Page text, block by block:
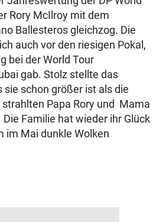
Rory McIlroy mit dem
Ballesteros gleichzog. Die
auch vor den riesigen Pokal,
bei der World Tour
gab. Stolz stellte das
sie schon größer ist als die
Papa Rory und Mama
Familie hat wieder ihr Glück
im Mai dunkle Wolken